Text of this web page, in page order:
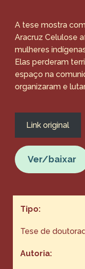
A tese mostra
Aracruz Celulose
mulheres
Elas perderam
espaço na
organizaram e
Link original
Ver/baixar
Tipo:
Tese de
Autoria: